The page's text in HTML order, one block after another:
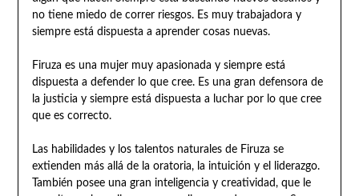
no tiene miedo de correr riesgos. Es muy trabajadora y
siempre está dispuesta a aprender cosas nuevas.
Firuza es una mujer muy apasionada y siempre está
dispuesta a defender lo que cree. Es una gran defensora de
la justicia y siempre está dispuesta a luchar por lo que cree
que es correcto.
Las habilidades y los talentos naturales de Firuza se
extienden más allá de la oratoria, la intuición y el liderazgo.
También posee una gran inteligencia y creatividad, que le